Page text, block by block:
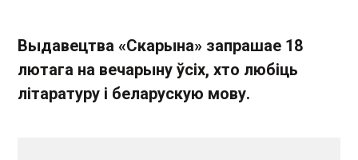
Выдавецтва «Скарына» запрашае 18
лютага на вечарыну ўсіх, хто любіць
літаратуру і беларускую мову.